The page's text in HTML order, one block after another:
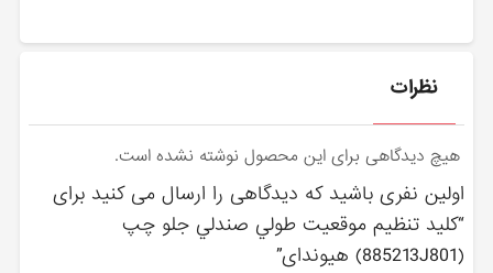
نظرات
هیچ دیدگاهی برای این محصول نوشته نشده است.
اولین نفری باشید که دیدگاهی را ارسال می کنید برای
“كليد تنظيم موقعيت طولي صندلي جلو چپ
(885213J801) هیوندای”